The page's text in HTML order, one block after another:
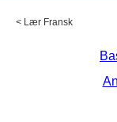
< Lær Fransk